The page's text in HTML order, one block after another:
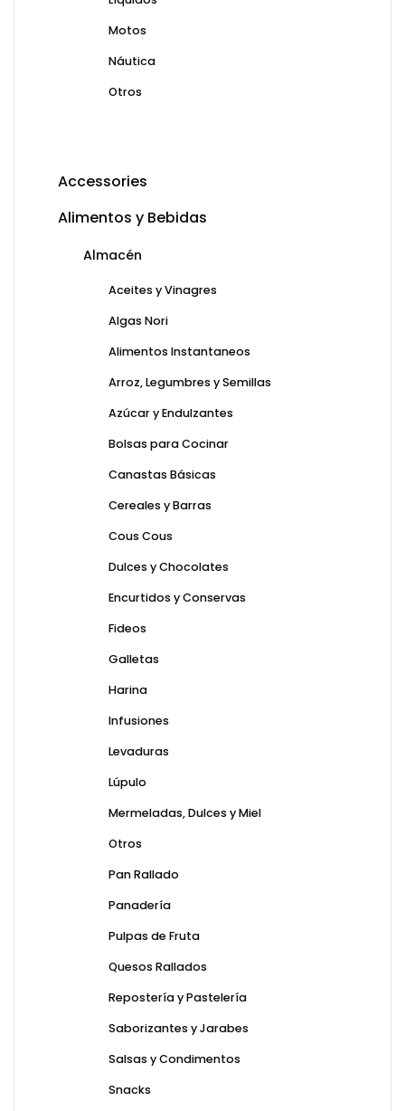
Motos
Náutica
Otros
Accessories
Alimentos y Bebidas
Almacén
Aceites y Vinagres
Algas Nori
Alimentos Instantaneos
Arroz, Legumbres y Semillas
Azúcar y Endulzantes
Bolsas para Cocinar
Canastas Básicas
Cereales y Barras
Cous Cous
Dulces y Chocolates
Encurtidos y Conservas
Fideos
Galletas
Harina
Infusiones
Levaduras
Lúpulo
Mermeladas, Dulces y Miel
Otros
Pan Rallado
Panadería
Pulpas de Fruta
Quesos Rallados
Repostería y Pastelería
Saborizantes y Jarabes
Salsas y Condimentos
Snacks